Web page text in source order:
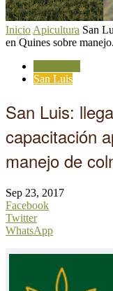
Inicio Apicultura San
en Quines sobre
San Luis
San Luis:
capacitación
manejo de
Sep 23, 2017
Facebook
Twitter
WhatsApp